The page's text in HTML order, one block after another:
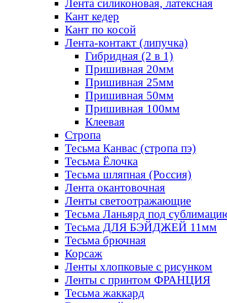
Лента силиконовая, латексная
Кант кедер
Кант по косой
Лента-контакт (липучка)
Гибридная (2 в 1)
Пришивная 20мм
Пришивная 25мм
Пришивная 50мм
Пришивная 100мм
Клеевая
Стропа
Тесьма Канвас (стропа пэ)
Тесьма Ёлочка
Тесьма шляпная (Россия)
Лента окантовочная
Ленты светоотражающие
Тесьма Ланьярд под
Тесьма ДЛЯ БЭЙДЖЕЙ 11мм
Тесьма брючная
Корсаж
Ленты хлопковые с рисунком
Ленты с принтом ФРАНЦИЯ
Тесьма жаккард